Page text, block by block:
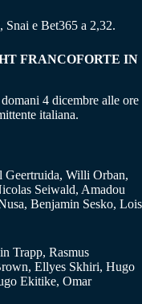
Snai e Bet365 a 2,32.
FRANCOFORTE IN
4 dicembre alle ore
italiana.
Geertruida, Willi Orban,
Seiwald, Amadou
Benjamin Sesko, Lois
Trapp, Rasmus
Ellyes Skhiri, Hugo
Ekitike, Omar